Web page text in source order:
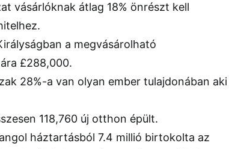
vásárlóknak átlag 18% önrészt kell
a megvásárolható
£288,000.
28%-a van olyan ember tulajdonában aki
118,760 új otthon épült.
háztartásból 7.4 millió birtokolta az